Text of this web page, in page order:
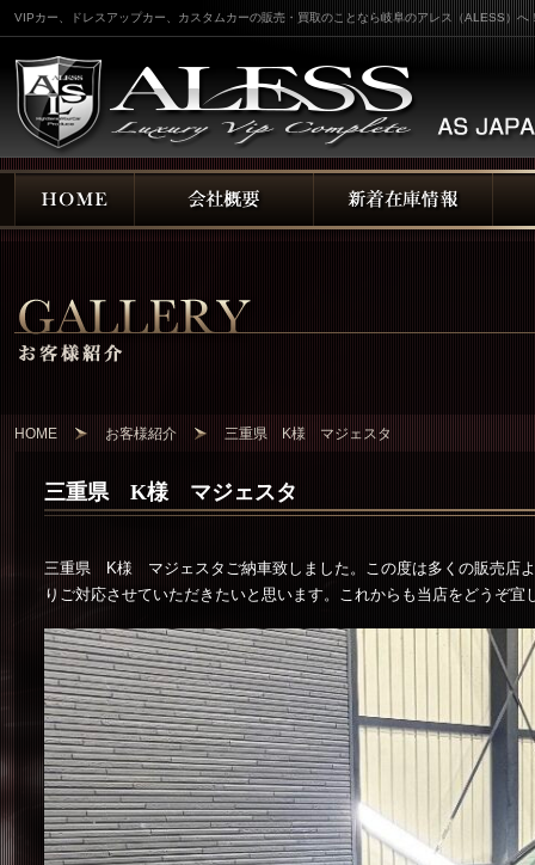
VIPカー、ドレスアップカー、カスタムカーの販売・買取のことなら岐阜のアレス（ALESS）へ
HOME お客様紹介 三重県 K様 マジェスタ
三重県 K様 マジェスタ
三重県 K様 マジェスタご納車致しました。この度は多くの販売店
りご対応させていただきたいと思います。これからも当店をどうぞ